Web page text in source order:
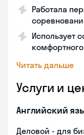
Работала
Использует
Читать дальше
Услуги и
Английский
Деловой - для